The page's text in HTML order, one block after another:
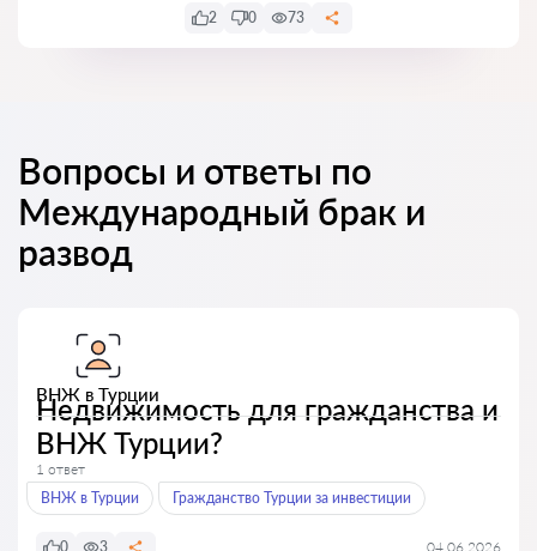
2 0 73
Вопросы и ответы по
Международный брак и
развод
ВНЖ в Турции
Недвижимость для гражданства и
ВНЖ Турции?
1 ответ
ВНЖ в Турции
Гражданство Турции за инвестиции
0 3 04.06.2026